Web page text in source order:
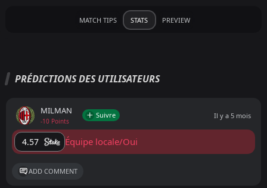
MATCH TIPS STATS PREVIEW
PRÉDICTIONS DES UTILISATEURS
MILMAN
-10 Points
Suivre Il y a 5 mois
4.57 Équipe locale/Oui
ADD COMMENT